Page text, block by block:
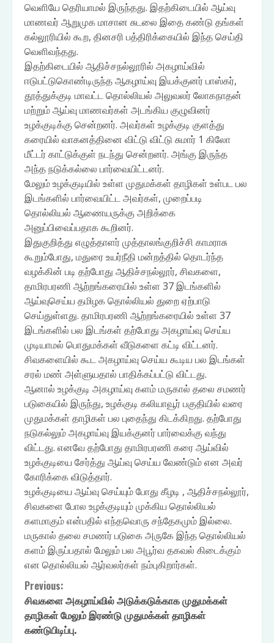
வெளியே தெரியாமல் இருந்தது. இதற்கிடையில் ஆய்வு
மாணவர் ஆறுமுக மாசான சுடலை இதை கண்டு தங்கள்
கல்லூரியில் கூற, தினசரி பத்திரிக்கையில் இந்த செய்தி
வெளிவந்தது.
இதற்கிடையில் ஆதிச்சநல்லூரில் அகழாய்வில்
ஈடுபட்டுகொண்டிருந்த ஆகழாய்வு இயக்குனர் பாஸ்கர்,
தூத்துக்குடி மாவட்ட தொல்லியல் அலுவலர் லோகநாதன்
மற்றும் ஆய்வு மாணவர்கள் அடங்கிய குழுவினர்
உழக்குடிக்கு சென்றனர். அவர்கள் உழக்குடி குளத்து
கரையில் வாகனத்தினை விட்டு விட்டு சுமார் 1 கிலோ
மீட்டர் காட்டுக்குள் நடந்து சென்றனர். அங்கு இருந்த
அந்த நடுக்கல்லை பார்வையிட்டனர்.
மேலும் உழக்குடியில் உள்ள முதுமக்கள் தாழிகள் உள்பட பல
இடங்களில் பார்வையிட்ட அவர்கள், முறைப்படி
தொல்லியல் ஆணையருக்கு அறிக்கை
அனுப்பிவைப்பதாக கூறினர்.
இதுகுறித்து எழுத்தாளர் முத்தாலங்குறிச்சி காமராசு
கூறும்போது, மதுரை உயர்நீதி மன்றத்தில் தொடர்ந்த
வழக்கின் படி தற்போது ஆதிச்சநல்லூர், சிவகளை,
தாமிரபரணி ஆற்றங்கரையில் உள்ள 37 இடங்களில்
ஆய்வுசெய்ய தமிழக தொல்லியல் துறை ஏற்பாடு
செய்துள்ளது. தாமிரபரணி ஆற்றங்கரையில் உள்ள 37
இடங்களில் பல இடங்கள் தற்போது அகழாய்வு செய்ய
முடியாமல் பொதுமக்கள் வீடுகளை கட்டி விட்டனர்.
சிவகளையில் கூட அகழாய்வு செய்ய கூடிய பல இடங்கள்
சரல் மண் அள்ளுயதால் பாதிக்கப்பட்டு விட்டது.
ஆனால் உழக்குடி அகழாய்வு களம் மருகால் தலை சமணர்
படுகையில் இருந்து, உழக்குடி கலியாவூர் பகுதியில் வரை
முதுமக்கள் தாழிகள் பல புதைந்து கிடக்கிறது. தற்போது
நடுகல்லும் அகழாய்வு இயக்குனர் பார்வைக்கு வந்து
விட்டது. எனவே தற்போது தாமிரபரணி கரை ஆய்வில்
உழக்குடியை சேர்த்து ஆய்வு செய்ய வேண்டும் என அவர்
கோரிக்கை விடுத்தார்.
உழக்குடியை ஆய்வு செய்யும் போது கீழடி , ஆதிச்சநல்லூர்,
சிவகளை போல உழக்குடியும் முக்கிய தொல்லியல்
களமாகும் என்பதில் எந்தவொரு சந்தேகமும் இல்லை.
மருகால் தலை சமணர் படுகை அருகே இந்த தொல்லியல்
களம் இருப்பதால் மேலும் பல அபூர்வ தகவல் கிடைக்கும்
என தொல்லியல் ஆர்வலர்கள் நம்புகிறார்கள்.
Continue
Reading
Previous:
சிவகளை அகழாய்வில் அடுக்கடுக்காக முதுமக்கள்
தாழிகள் மேலும் இரண்டு முதுமக்கள் தாழிகள்
கண்டுபிடிப்பு.